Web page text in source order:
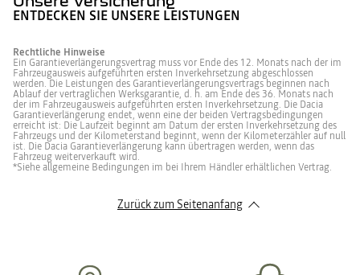
ENTDECKEN SIE UNSERE LEISTUNGEN
Rechtliche Hinweise
Ein Garantieverlängerungsvertrag muss vor Ende des 12. Monats nach der im
Fahrzeugausweis aufgeführten ersten Inverkehrsetzung abgeschlossen
werden. Die Leistungen des Garantieverlängerungsvertrags beginnen nach
Ablauf der vertraglichen Werksgarantie, d. h. am Ende des 36. Monats nach
der im Fahrzeugausweis aufgeführten ersten Inverkehrsetzung. Die Dacia
Garantieverlängerung endet, wenn eine der beiden Vertragsbedingungen
erreicht ist: Die Laufzeit beginnt am Datum der ersten Inverkehrsetzung des
Fahrzeugs und der Kilometerstand beginnt, wenn der Kilometerzähler auf null
ist. Die Dacia Garantieverlängerung kann übertragen werden, wenn das
Fahrzeug weiterverkauft wird.
*Siehe allgemeine Bedingungen im bei Ihrem Händler erhältlichen Vertrag.
Zurück zum Seitenanfang